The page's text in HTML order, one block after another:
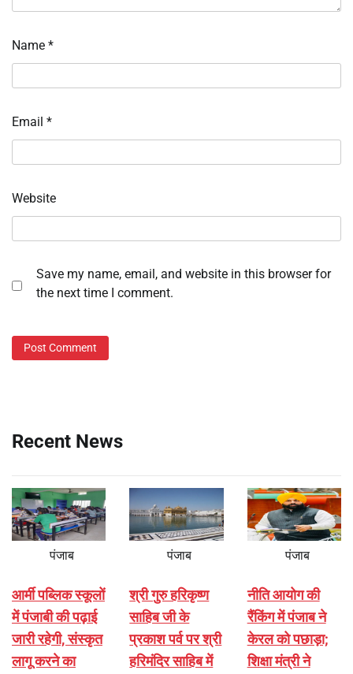
Name *
Email *
Website
Save my name, email, and website in this browser for
the next time I comment.
Recent News
पंजाब
आर्मी पब्लिक स्कूलों
में पंजाबी की पढ़ाई
जारी रहेगी, संस्कृत
लागू करने का
पंजाब
श्री गुरु हरिकृष्ण
साहिब जी के
प्रकाश पर्व पर श्री
हरिमंदिर साहिब में
पंजाब
नीति आयोग की
रैंकिंग में पंजाब ने
केरल को पछाड़ा;
शिक्षा मंत्री ने